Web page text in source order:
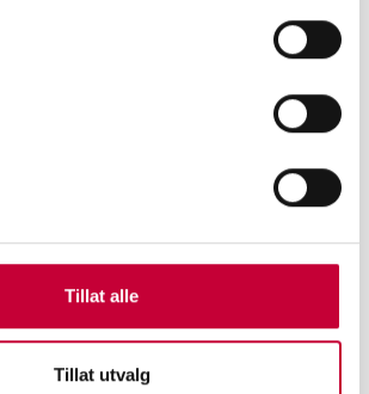
Tillat alle
Tillat utvalg